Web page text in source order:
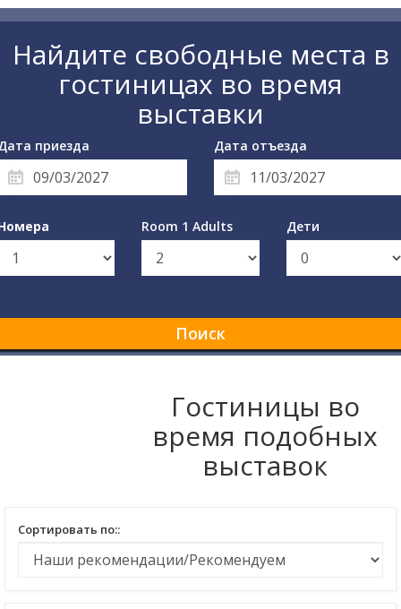
Найдите свободные места в
гостиницах во время
выставки
приезда Дата отъезда
Room 1 Adults Дети
Поиск
Гостиницы во
время подобных
выставок
Сортировать по::